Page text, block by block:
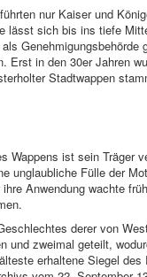
nur Kaiser und
lässt sich bis ins tiefe
Genehmigungsbehörde
Erst in den 30er Jahren
Stadtwappen
Wappens ist sein Träger
unglaubliche Fülle der
Anwendung wachte
derer von
und zweimal geteilt,
erhaltene Siegel